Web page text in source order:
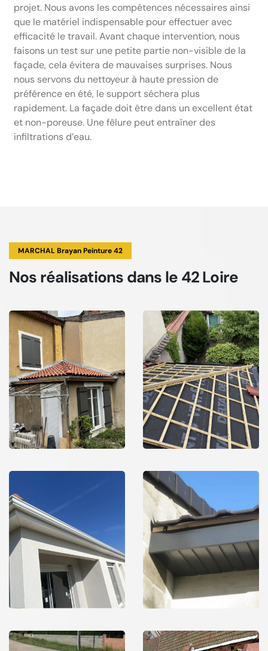
projet. Nous avons les compétences nécessaires ainsi
que le matériel indispensable pour effectuer avec
efficacité le travail. Avant chaque intervention, nous
faisons un test sur une petite partie non-visible de la
façade, cela évitera de mauvaises surprises. Nous
nous servons du nettoyeur à haute pression de
préférence en été, le support séchera plus
rapidement. La façade doit être dans un excellent état
et non-poreuse. Une fêlure peut entraîner des
infiltrations d’eau.
MARCHAL Brayan Peinture 42
Nos réalisations dans le 42 Loire